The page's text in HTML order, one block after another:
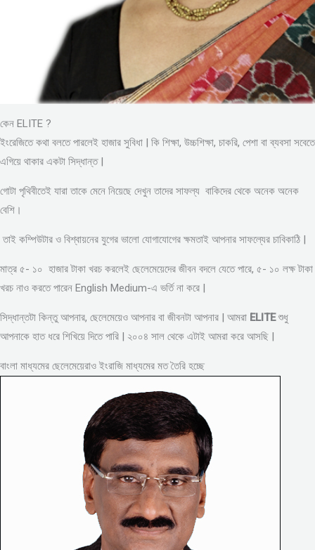
কেন ELITE ?
ইংরেজিতে কথা বলতে পারলেই হাজার সুবিধা | কি শিক্ষা, উচ্চশিক্ষা, চাকরি, পেশা বা ব্যবসা সবেতে
এগিয়ে থাকার একটা সিদ্ধান্ত |
গোটা পৃথিবীতেই যারা তাকে মেনে নিয়েছে দেখুন তাদের সাফল্য বাকিদের থেকে অনেক অনেক
বেশি।
তাই কম্পিউটার ও বিশ্বায়নের যুগের ভালো যোগাযোগের ক্ষমতাই আপনার সাফল্যের চাবিকাঠি |
মাত্র ৫- ১০ হাজার টাকা খরচ করলেই ছেলেমেয়েদের জীবন বদলে যেতে পারে, ৫- ১০ লক্ষ টাকা
খরচ নাও করতে পারেন English Medium-এ ভর্তি না করে |
সিদ্ধান্তটা কিন্তু আপনার, ছেলেমেয়েও আপনার বা জীবনটা আপনার | আমরা ELITEশুধু
আপনাকে হাত ধরে শিখিয়ে দিতে পারি | ২০০৪ সাল থেকে এটাই আমরা করে আসছি |
বাংলা মাধ্যমের ছেলেমেয়েরাও ইংরাজি মাধ্যমের মত তৈরি হচ্ছে